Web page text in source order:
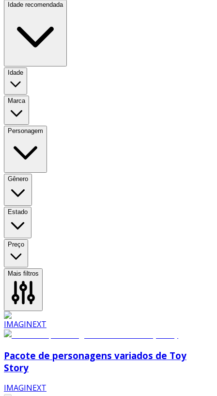
Idade recomendada
Idade
Marca
Personagem
Gênero
Estado
Preço
Mais filtros
Pacote de personagens variados de Toy
Story
IMAGINEXT